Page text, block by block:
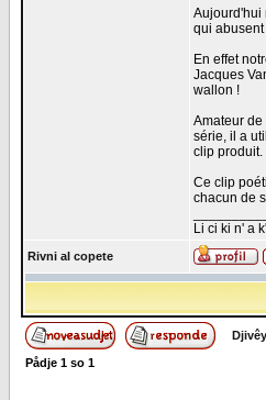
Aujourd'hui
qui
En effet
Jacques
wallon !
Amateur
série, il a
clip produit.
Ce clip
chacun de
Li ci ki n' a
Rivni al copete
Pådje 1 so 1